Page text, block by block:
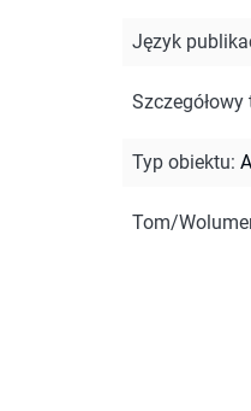
Język
Typ obiektu:
Tom/